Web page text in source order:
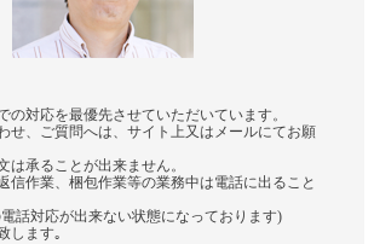
の対応を最優先させていただいています。
せ、ご質問へは、サイト上又はメールにてお願
は承ることが出来ません。
信作業、梱包作業等の業務中は電話に出ること
話対応が出来ない状態になっております)
します｡